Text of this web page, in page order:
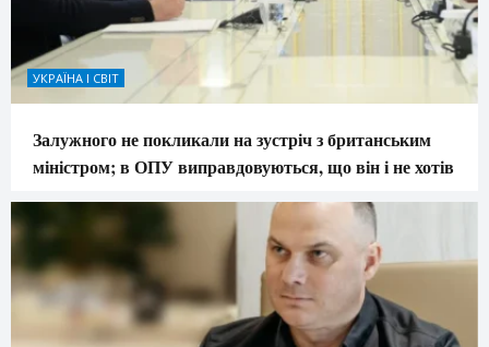
УКРАЇНА І СВІТ
Залужного не покликали на зустріч з британським
міністром; в ОПУ виправдовуються, що він і не хотів